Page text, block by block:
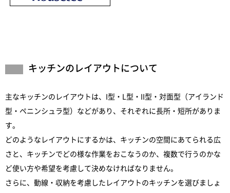
キッチンのレイアウトについて
主なキッチンのレイアウトは、I型・L型・II型・対面型（アイランド
型・ペニンシュラ型）などがあり、それぞれに長所・短所がありま
す。
どのようなレイアウトにするかは、キッチンの空間にあてられる広
さと、キッチンでどの様な作業をおこなうのか、複数で行うのかな
ど使い方や希望を考慮して決めなければなりません。
さらに、動線・収納を考慮したレイアウトのキッチンを選びましょ